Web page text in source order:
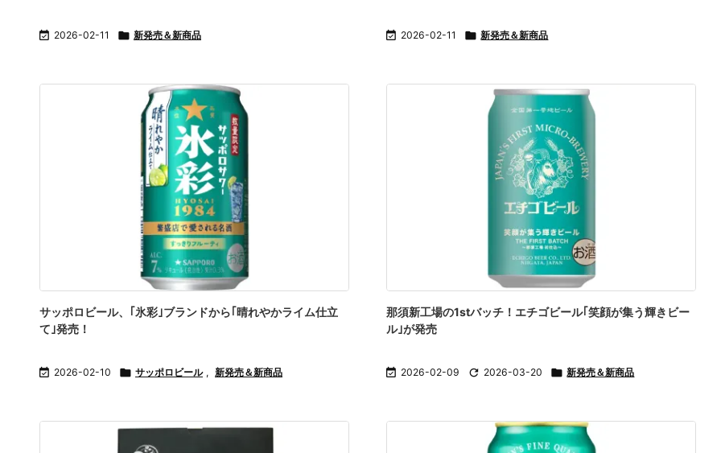
 2026-02-11  新発売＆新商品  2026-02-11  新発売＆新商品
サッポロビール、｢氷彩｣ブランドから｢晴れやかライム仕立
て｣発売！
 2026-02-10  サッポロビール , 新発売＆新商品
那須新工場の1stバッチ！エチゴビール｢笑顔が集う輝きビー
ル｣が発売
 2026-02-09  2026-03-20  新発売＆新商品